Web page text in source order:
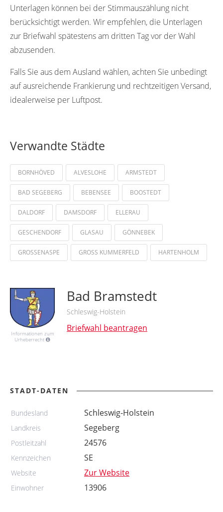
Unterlagen können bei der Stimmauszählung nicht
berücksichtigt werden. Wir empfehlen, die Unterlagen
zur Briefwahl spätestens am dritten Tag vor der Wahl
abzusenden.
Falls Sie aus dem Ausland wählen, achten Sie unbedingt
auf ausreichende Frankierung und rechtzeitigen Versand,
idealerweise per Luftpost.
Verwandte Städte
BORNHÖVED ALVESLOHE ARMSTEDT
BAD SEGEBERG BEBENSEE BOOSTEDT
DALDORF DAMSDORF ELLERAU
GESCHENDORF GLASAU GÖNNEBEK
GROSSENASPE GROSS KUMMERFELD HARTENHOLM
Informationen zum
Urheberrecht
Bad Bramstedt
Schleswig-Holstein
Briefwahl beantragen
STADT-DATEN
Bundesland Schleswig-Holstein
Landkreis Segeberg
Postleitzahl 24576
Kennzeichen SE
Website Zur Website
Einwohner 13906